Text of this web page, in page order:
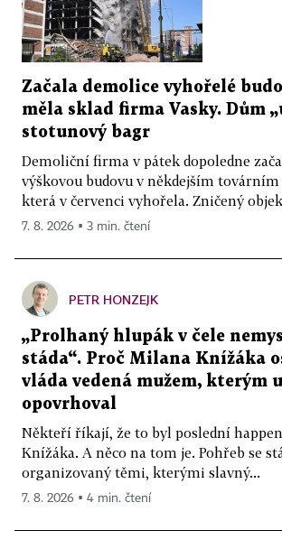
Začala demolice vyhořelé
měla sklad firma Vasky. Dům
stotunový bagr
Demoliční firma v pátek dopoledne
výškovou budovu v někdejším továrním
která v červenci vyhořela. Zničený
7. 8. 2026 ▪ 3 min. čtení
PETR HONZEJK
„Prolhaný hlupák v čele
stáda“. Proč Milana Knížáka
vláda vedená mužem, kterým
opovrhoval
Někteří říkají, že to byl poslední
Knížáka. A něco na tom je. Pohřeb se
organizovaný těmi, kterými slavný...
7. 8. 2026 ▪ 4 min. čtení